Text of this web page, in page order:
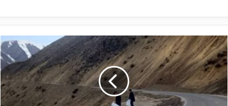
Ш
а
н
б
е
и